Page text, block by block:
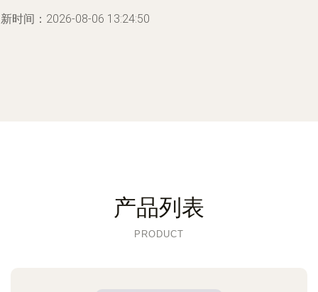
时间：2026-08-06 13:24:50
产品列表
PRODUCT